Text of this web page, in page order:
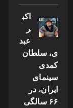
اکب
ر
عبد
ی، سلطان
کمدی
سینمای
ایران، در
۶۶ سالگی